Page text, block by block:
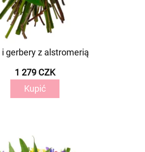
i gerbery z alstromerią
1 279 CZK
Kupić